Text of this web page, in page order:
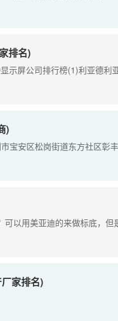
排名)
示屏公司排行榜(1)利亚德利
)
宝安区松岗街道东方社区彰
以用美亚迪的来做标底，但
家排名)